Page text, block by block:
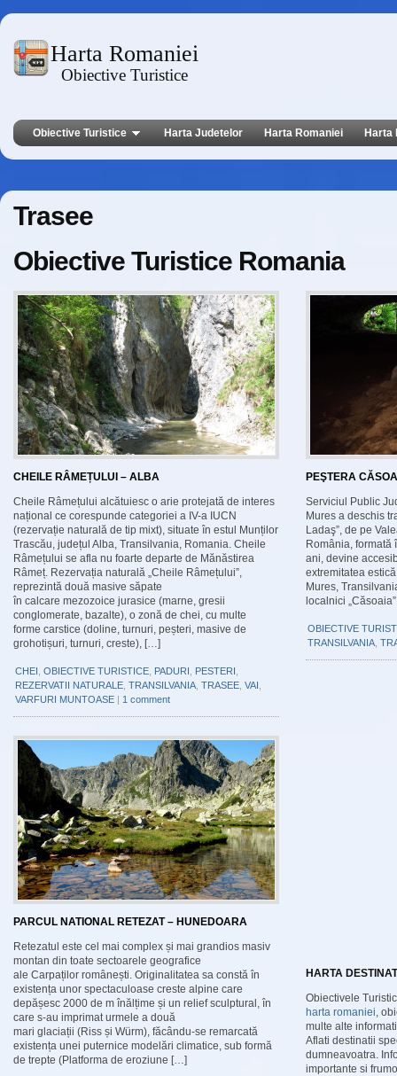
Harta Romaniei
Obiective Turistice
Obiective Turistice Harta Judetelor Harta Romaniei Harta
Trasee
Obiective Turistice Romania
CHEILE RÂMEȚULUI – ALBA
Cheile Râmețului alcătuiesc o arie protejată de interes
național ce corespunde categoriei a IV-a IUCN
(rezervație naturală de tip mixt), situate în estul Munților
Trascău, județul Alba, Transilvania, Romania. Cheile
Râmețului se afla nu foarte departe de Mănăstirea
Râmeț. Rezervația naturală „Cheile Râmețului”,
reprezintă două masive săpate
în calcare mezozoice jurasice (marne, gresii
conglomerate, bazalte), o zonă de chei, cu multe
forme carstice (doline, turnuri, peșteri, masive de
grohotișuri, turnuri, creste), […]
CHEI OBIECTIVE TURISTICE PADURI PESTERI
REZERVATII NATURALE TRANSILVANIA TRASEE VAI
VARFURI MUNTOASE | 1 comment
PEŞTERA
Serviciul Public
Mures a deschis
Ladaş”, de pe
România,
ani, devine
extremitatea
Mures,
localnici
OBIECTIVE
TRANSILVANIA
PARCUL NATIONAL RETEZAT – HUNEDOARA
Retezatul este cel mai complex și mai grandios masiv
montan din toate sectoarele geografice
ale Carpaților românești. Originalitatea sa constă în
existența unor spectaculoase creste alpine care
depășesc 2000 de m înălțime și un relief sculptural, în
care s-au imprimat urmele a două
mari glaciații (Riss și Würm), făcându-se remarcată
existența unei puternice modelări climatice, sub formă
de trepte (Platforma de eroziune […]
HARTA
Obiectivele
harta romaniei,
multe alte
Aflati destinatii
dumneavoatra.
importante si